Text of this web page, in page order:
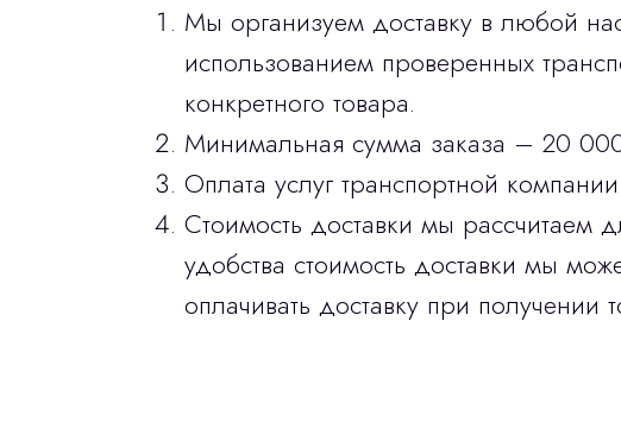
Мы организуем доставку в любой
использованием проверенных
конкретного товара.
Минимальная сумма заказа – 20
Оплата услуг транспортной
Стоимость доставки мы рассчитаем
удобства стоимость доставки мы
оплачивать доставку при получении